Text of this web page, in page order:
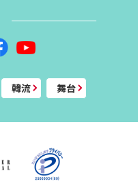
韓流 舞台